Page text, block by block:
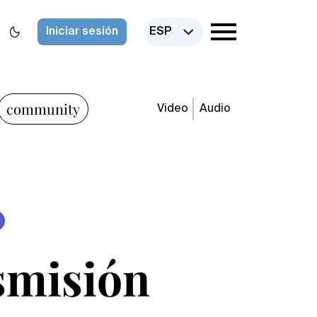
Iniciar sesión ESP
community Video Audio